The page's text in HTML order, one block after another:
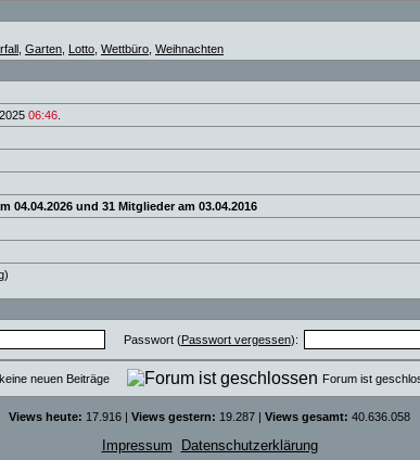
Garten Lotto Wettbüro Weihnachten
06:46
04.04.2026 und 31 Mitglieder am 03.04.2016
Passwort (Passwort vergessen):
keine neuen Beiträge Forum ist
Views heute: 17.916 | Views gestern: 19.287 | Views gesamt: 40.636.058
Impressum Datenschutzerklärung